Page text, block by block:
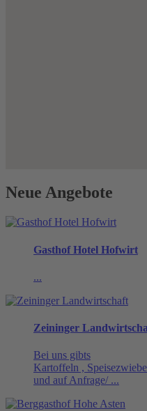
Neue Angebote
Gasthof Hotel Hofwirt
...
Zeininger
Bei uns gibts
Kartoffeln ,
und auf Anfrage/ ...